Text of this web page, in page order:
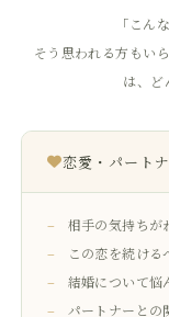
「こん
そう思われる方もい
は、ど
恋愛・パート
相手の気持ちが
この恋を続ける
結婚について悩
パートナーとの